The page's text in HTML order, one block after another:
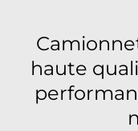
haute